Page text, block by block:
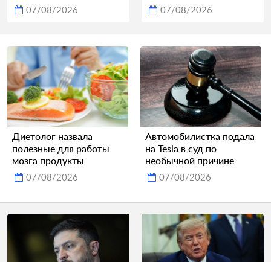
07/08/2026 07/08/2026
Диетолог назвала
полезные для работы
мозга продукты
07/08/2026
Автомобилистка подала
на Tesla в суд по
необычной причине
07/08/2026